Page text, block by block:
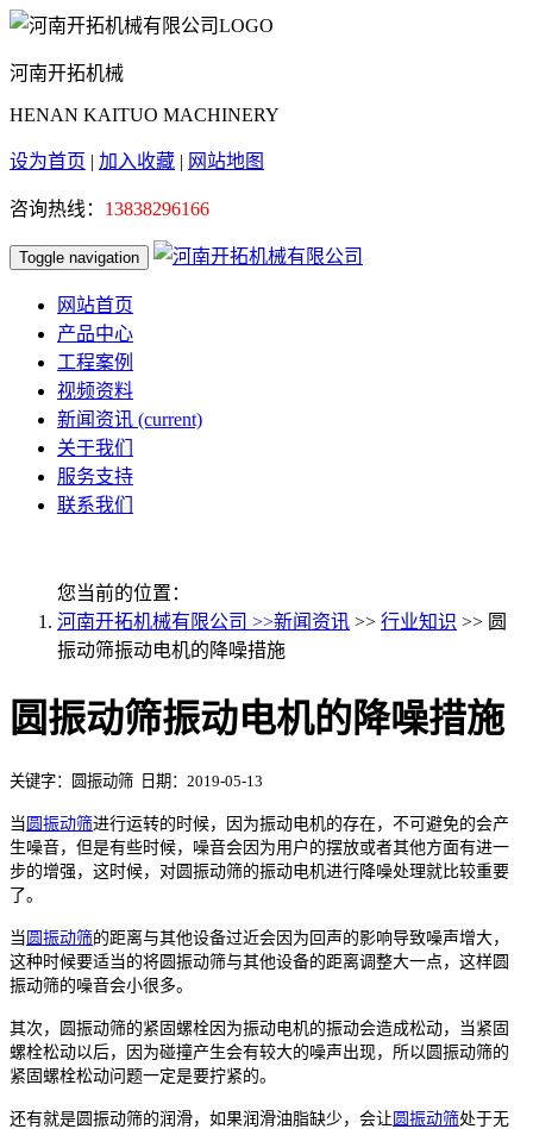
河南开拓机械
HENAN KAITUO MACHINERY
设为首页 | 加入收藏 | 网站地图
咨询热线： 13838296166
Toggle navigation
网站首页
产品中心
工程案例
视频资料
新闻资讯 (current)
关于我们
服务支持
联系我们
您当前的位置：
河南开拓机械有限公司 >>新闻资讯 >> 行业知识 >> 圆
振动筛振动电机的降噪措施
圆振动筛振动电机的降噪措施
关键字：圆振动筛 日期：2019-05-13
当 圆振动筛进行运转的时候，因为振动电机的存在，不可避免的会产
生噪音，但是有些时候，噪音会因为用户的摆放或者其他方面有进一
步的增强，这时候，对圆振动筛的振动电机进行降噪处理就比较重要
了。
当 圆振动筛的距离与其他设备过近会因为回声的影响导致噪声增大，
这种时候要适当的将圆振动筛与其他设备的距离调整大一点，这样圆
振动筛的噪音会小很多。
其次，圆振动筛的紧固螺栓因为振动电机的振动会造成松动，当紧固
螺栓松动以后，因为碰撞产生会有较大的噪声出现，所以圆振动筛的
紧固螺栓松动问题一定是要拧紧的。
还有就是圆振动筛的润滑，如果润滑油脂缺少，会让 圆振动筛处于无